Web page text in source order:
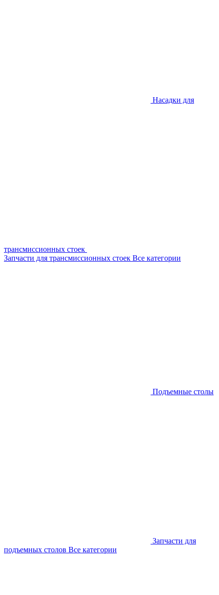
Насадки для
трансмиссионных стоек
Запчасти для трансмиссионных стоек Все категории
Подъемные столы
Запчасти для
подъемных столов Все категории